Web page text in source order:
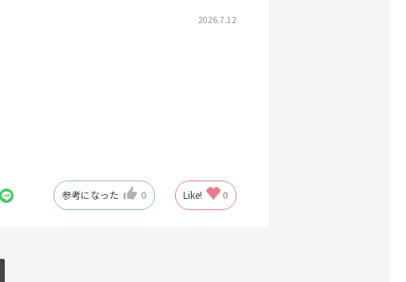
2026.7.12
参考になった 0 Like! 0